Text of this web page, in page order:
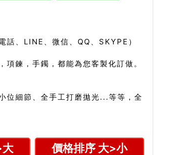
話、LINE、微信、QQ、SKYPE）
鍊，手鐲，都能為您客製化訂做。
位細節、全手工打磨拋光...等等，全
大 價格排序 大>小